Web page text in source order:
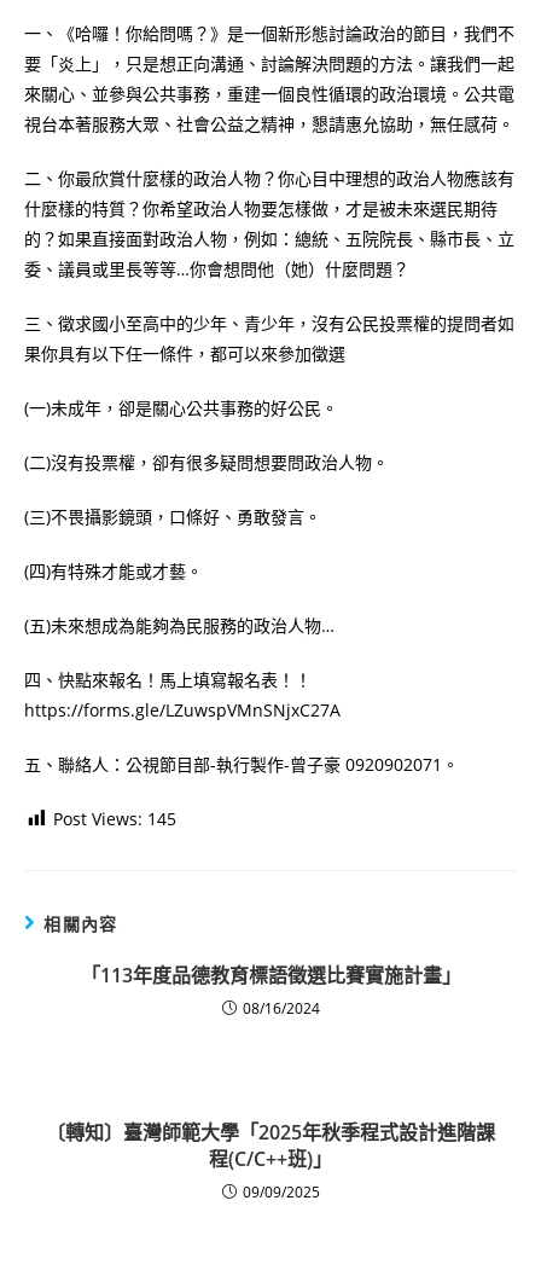
一、《哈囉！你給問嗎？》是一個新形態討論政治的節目，我們不
要「炎上」，只是想正向溝通、討論解決問題的方法。讓我們一起
來關心、並參與公共事務，重建一個良性循環的政治環境。公共電
視台本著服務大眾、社會公益之精神，懇請惠允協助，無任感荷。
二、你最欣賞什麼樣的政治人物？你心目中理想的政治人物應該有
什麼樣的特質？你希望政治人物要怎樣做，才是被未來選民期待
的？如果直接面對政治人物，例如：總統、五院院長、縣市長、立
委、議員或里長等等…你會想問他（她）什麼問題？
三、徵求國小至高中的少年、青少年，沒有公民投票權的提問者如
果你具有以下任一條件，都可以來參加徵選
(一)未成年，卻是關心公共事務的好公民。
(二)沒有投票權，卻有很多疑問想要問政治人物。
(三)不畏攝影鏡頭，口條好、勇敢發言。
(四)有特殊才能或才藝。
(五)未來想成為能夠為民服務的政治人物…
四、快點來報名！馬上填寫報名表！！
https://forms.gle/LZuwspVMnSNjxC27A
五、聯絡人：公視節目部-執行製作-曾子豪 0920902071。
Post Views: 145
相關內容
「113年度品德教育標語徵選比賽實施計畫」
08/16/2024
〔轉知〕臺灣師範大學「2025年秋季程式設計進階課
程(C/C++班)」
09/09/2025